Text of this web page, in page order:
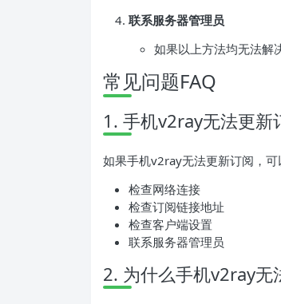
联系服务器管理员
如果以上方法均无法解
常见问题FAQ
1. 手机v2ray无法更新
如果手机v2ray无法更新订阅，
检查网络连接
检查订阅链接地址
检查客户端设置
联系服务器管理员
2. 为什么手机v2ray无